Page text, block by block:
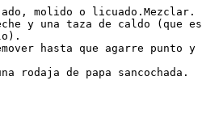
molido o licuado.Mezclar.
y una taza de caldo (que es
hasta que agarre punto y
rodaja de papa sancochada.